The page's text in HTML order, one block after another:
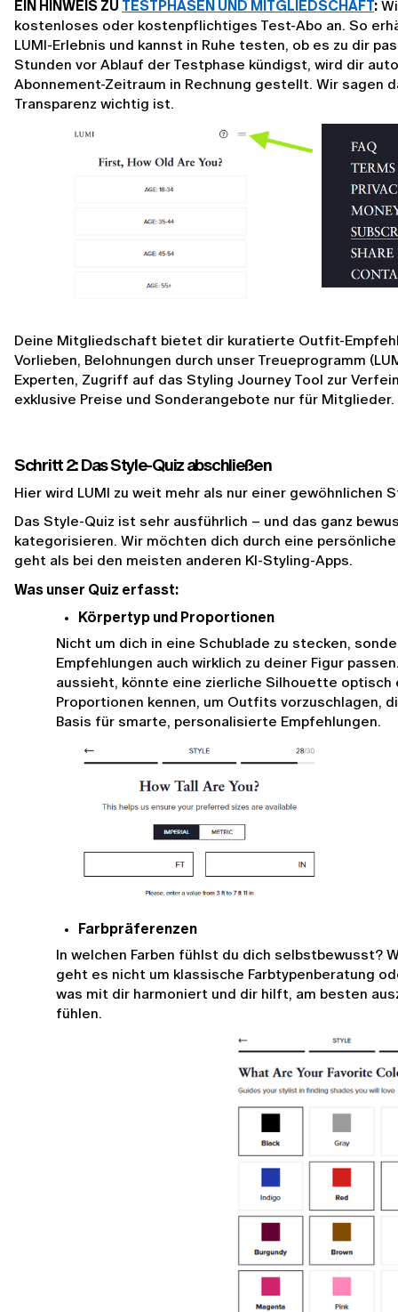
EIN HINWEIS ZU TESTPHASEN UND MITGLIEDSCHAFT:
kostenloses oder kostenpflichtiges Test-Abo an. So
LUMI-Erlebnis und kannst in Ruhe testen, ob es zu dir
Stunden vor Ablauf der Testphase kündigst, wird dir
Abonnement-Zeitraum in Rechnung gestellt. Wir sagen
Transparenz wichtig ist.
Deine Mitgliedschaft bietet dir kuratierte Outfit-
Vorlieben, Belohnungen durch unser Treueprogramm
Experten, Zugriff auf das Styling Journey Tool zur
exklusive Preise und Sonderangebote nur für Mitglieder.
Schritt 2: Das Style-Quiz abschließen
Hier wird LUMI zu weit mehr als nur einer gewöhnlichen
Das Style-Quiz ist sehr ausführlich – und das ganz
kategorisieren. Wir möchten dich durch eine
geht als bei den meisten anderen KI-Styling-Apps.
Was unser Quiz erfasst:
Körpertyp und Proportionen
Nicht um dich in eine Schublade zu stecken,
Empfehlungen auch wirklich zu deiner Figur
aussieht, könnte eine zierliche Silhouette optisch
Proportionen kennen, um Outfits vorzuschlagen,
Basis für smarte, personalisierte Empfehlungen.
Farbpräferenzen
In welchen Farben fühlst du dich selbstbewusst?
geht es nicht um klassische Farbtypenberatung
was mit dir harmoniert und dir hilft, am besten
fühlen.